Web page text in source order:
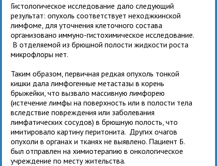
Гистологическое исследование дало следующий
результат: опухоль соответствует неходжкинской
лимфоме, для уточнения клеточного состава
организовано иммуно-гистохимическое исследование.
В отделяемой из брюшной полости жидкости роста
микрофлоры нет.
Таким образом, первичная редкая опухоль тонкой
кишки дала лимфогенные метастазы в корень
брыжейки, что вызвало массивную лимфорею
(истечение лимфы на поверхность или в полости тела
вследствие повреждения или заболевания
лимфатических сосудов) в брюшную полость, что
имитировало картину перитонита. Других очагов
опухоли в органах и тканях не выявлено. Пациент Б.
был отправлен на химиотерапию в онкологическое
учреждение по месту жительства.